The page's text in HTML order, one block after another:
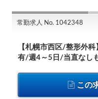
常勤求人 No. 1042348
【札幌市西区/整形外
有/週4～5日/当直なし
この